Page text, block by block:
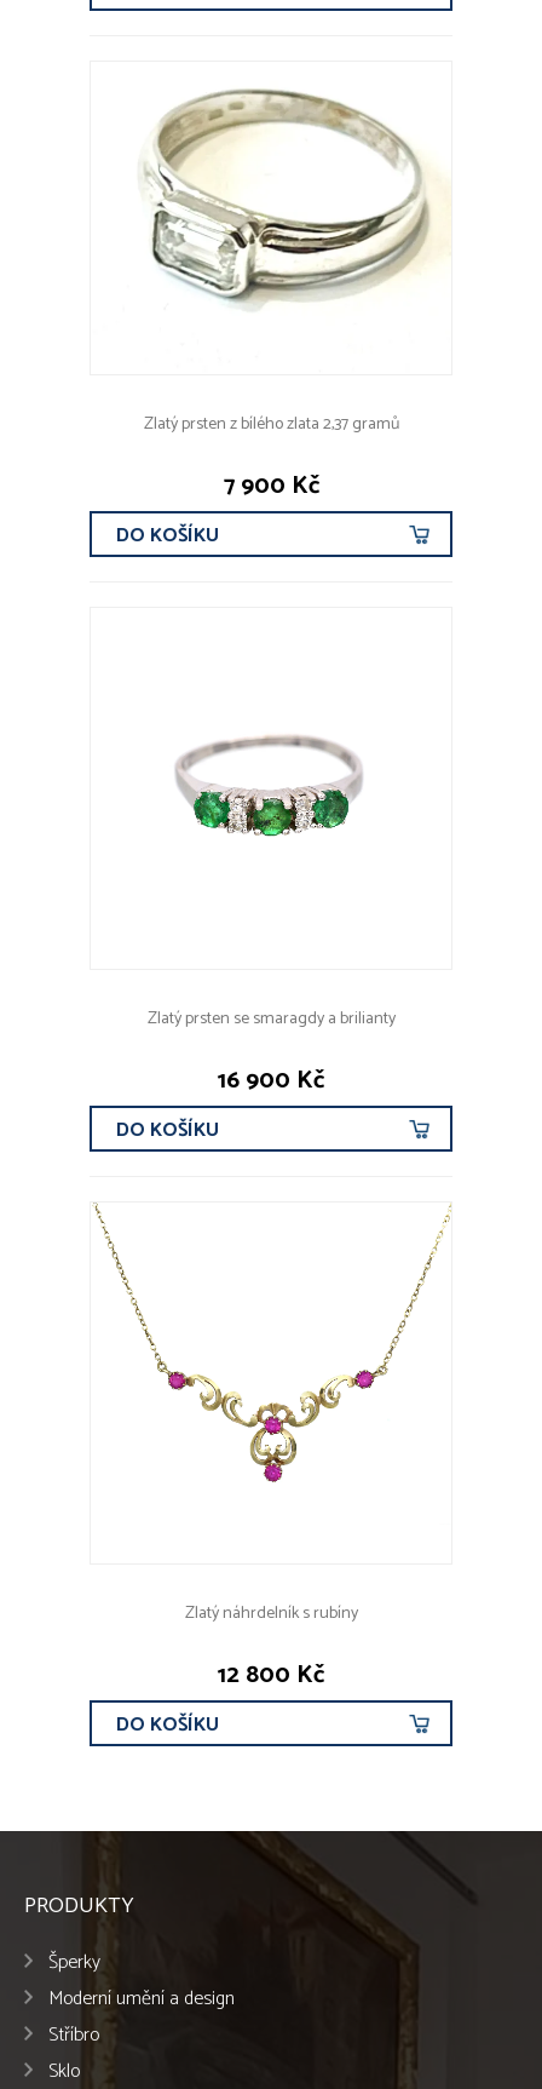
Zlatý prsten z bílého zlata 2,37 gramů
7 900 Kč
DO KOŠÍKU
Zlatý prsten se smaragdy a brilianty
16 900 Kč
DO KOŠÍKU
Zlatý náhrdelník s rubíny
12 800 Kč
DO KOŠÍKU
PRODUKTY
Šperky
Moderní umění a design
Stříbro
Sklo